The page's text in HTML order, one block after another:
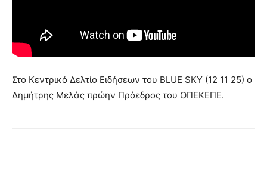
Στο Κεντρικό Δελτίο Ειδήσεων του BLUE SKY (12 11 25) ο
Δημήτρης Μελάς πρώην Πρόεδρος του ΟΠΕΚΕΠΕ.